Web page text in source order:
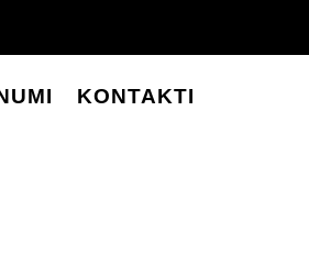
KONTAKTI